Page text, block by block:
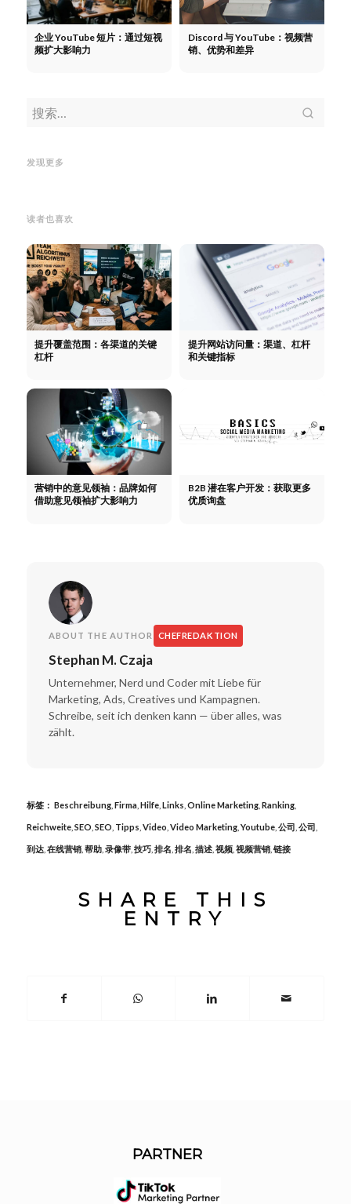
企业 YouTube 短片：通过短视
频扩大影响力
Discord 与 YouTube：视频营
销、优势和差异
发现更多
YouTube 频道、搜索引擎优化、
读者也喜欢
提升覆盖范围：各渠道的关键
杠杆
提升网站访问量：渠道、杠杆
和关键指标
营销中的意见领袖：品牌如何
借助意见领袖扩大影响力
B2B 潜在客户开发：获取更多
优质询盘
ABOUT THE AUTHOR CHEFREDAKTION
Stephan M. Czaja
Unternehmer, Nerd und Coder mit Liebe für
Marketing, Ads, Creatives und Kampagnen.
Schreibe, seit ich denken kann — über alles, was
zählt.
标签： Beschreibung, Firma, Hilfe, Links Online Marketing, Ranking,
Reichweite, SEO SEO Tipps Video Video Marketing, Youtube, 公司 公司
到达, 在线营销, 帮助, 录像带, 技巧, 排名 排名 描述, 视频, 视频营销, 链接
SHARE THIS
ENTRY
PARTNER